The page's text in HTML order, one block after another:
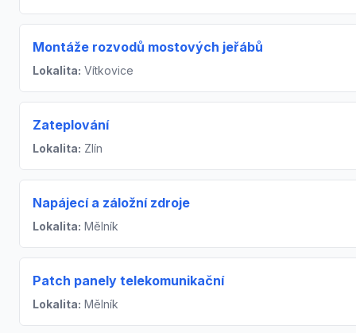
Montáže rozvodů mostových jeřábů
Lokalita: Vítkovice
Zateplování
Lokalita: Zlín
Napájecí a záložní zdroje
Lokalita: Mělník
Patch panely telekomunikační
Lokalita: Mělník